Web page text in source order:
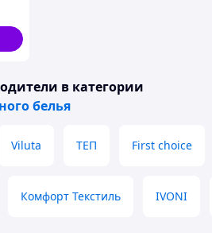
в категории
белья
Viluta ТЕП First choice
Комфорт Текстиль IVONI